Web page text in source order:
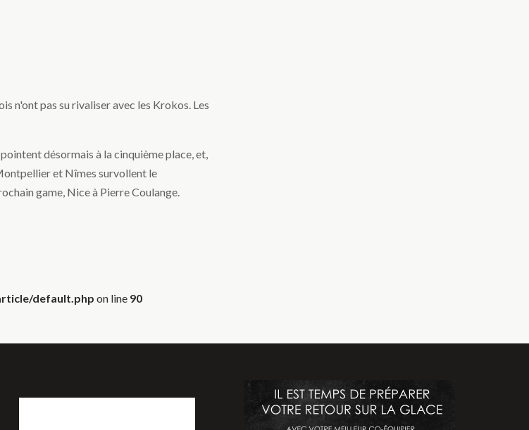
n'ont pas su rivaliser avec les Krokos. Les
désormais à la cinquième place, et,
et Nîmes survollent le
game, Nice à Pierre Coulange.
default.php on line 90